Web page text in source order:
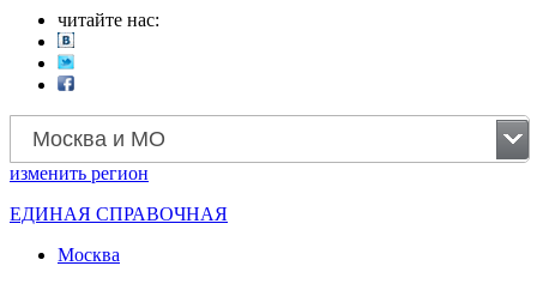
читайте нас:
Москва и МО
изменить регион
ЕДИНАЯ СПРАВОЧНАЯ
Москва